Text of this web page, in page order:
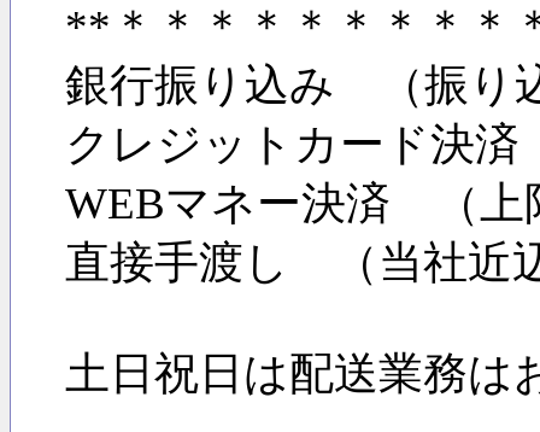
**＊＊＊＊＊＊＊＊＊
銀行振り込み （振り
クレジットカード決
WEBマネー決済 （上
直接手渡し （当社近
土日祝日は配送業務は